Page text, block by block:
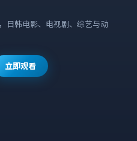
日韩电影、电视剧、综艺与动
立即观看